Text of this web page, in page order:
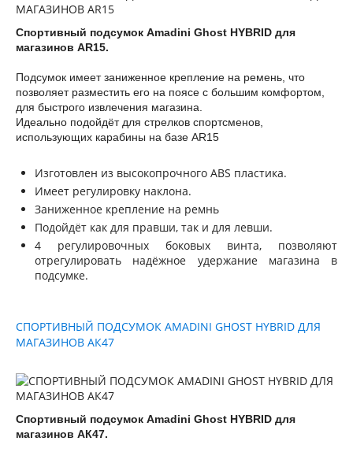
Спортивный подсумок Amadini Ghost HYBRID для
магазинов AR15.
Подсумок имеет заниженное крепление на ремень, что
позволяет разместить его на поясе с большим комфортом,
для быстрого извлечения магазина.
Идеально подойдёт для стрелков спортсменов,
использующих карабины на базе AR15
Изготовлен из высокопрочного ABS пластика.
Имеет регулировку наклона.
Заниженное крепление на ремнь
Подойдёт как для правши, так и для левши.
4 регулировочных боковых винта, позволяют
отрегулировать надёжное удержание магазина в
подсумке.
СПОРТИВНЫЙ ПОДСУМОК AMADINI GHOST HYBRID ДЛЯ
МАГАЗИНОВ АК47
Спортивный подсумок Amadini Ghost HYBRID для
магазинов АК47.